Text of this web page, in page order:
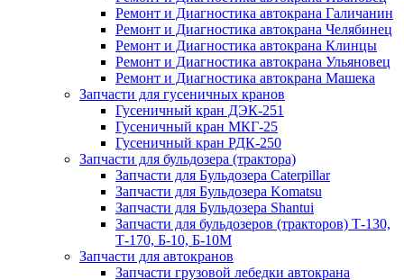
Ремонт и Диагностика автокрана Галичанин
Ремонт и Диагностика автокрана Челябинец
Ремонт и Диагностика автокрана Клинцы
Ремонт и Диагностика автокрана Ульяновец
Ремонт и Диагностика автокрана Машека
Запчасти для гусеничных кранов
Гусеничный кран ДЭК-251
Гусеничный кран МКГ-25
Гусеничный кран РДК-250
Запчасти для бульдозера (трактора)
Запчасти для Бульдозера Caterpillar
Запчасти для Бульдозера Komatsu
Запчасти для Бульдозера Shantui
Запчасти для бульдозеров (тракторов) Т-130,
Т-170, Б-10, Б-10М
Запчасти для автокранов
Запчасти грузовой лебедки автокрана